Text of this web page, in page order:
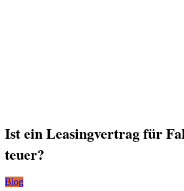
Ist ein Leasingvertrag für
teuer?
Blog